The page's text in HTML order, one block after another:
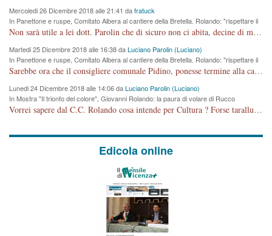
Mercoledi 26 Dicembre 2018 alle 21:41 dafratuck
In Panettone e ruspe, Comitato Albera al cantiere della Bretella. Rolando: "rispettare il
cronoprogramma"
Non sarà utile a lei dott. Parolin che di sicuro non ci abita, decine di migliaia di TIR, automobili e padroncini che passano quotidianamente per una strada appena rotabile, non è più possibile stendere i panni, attraversare la strada senza rischiare la morte, le case stanno crepando, i tempi sono cambiati e la bretella non passerà assolutamente per maddalene (ma cosa sta a dire?!), dia invece responsabilità a chi ha costruito tagliando la strada che doveva invece terminare a isola vicentina e non al moracchino lasciando Motta di Costabissara ancora in panne di traffico. I tempi sono cambiati dottore e se l'anagrafe della vita stagna nell'essere umano impressioni conservatrici, la società non le considera perchè va avanti, si industrializza e ha bisogno di infrastrutture e di sviluppo. Ultima considerazione, se è geloso di Rolando perchè vede in lui solo campagne politiche mentre si difendono i SOLI diritti dei cittadini, la preghiamo faccia considerazioni più appropriate. Saluti e complimenti per i suoi scritti.
Martedi 25 Dicembre 2018 alle 16:38 daLuciano Parolin (Luciano)
In Panettone e ruspe, Comitato Albera al cantiere della Bretella. Rolando: "rispettare il
cronoprogramma"
Sarebbe ora che il consigliere comunale Pidino, ponesse termine alla campagna elettorale nel territorio del suo seggio Villaggio del Sole. La tiraca è iniziata, distruggerà 6 km di prateria ovest della città, ricca di fonti e sorgenti d'acqua. I cittadini di Maddalene non avranno più Pace la notte. Molta colpa per la costruzione di questa Strada è proprio del signor Rolando,dei suoi gazebo mobili e che vuol far passare questa opera VANDALICA come progetto "utile" a chi ? Non è cosa seria sig. Rolando!
Lunedi 24 Dicembre 2018 alle 14:06 daLuciano Parolin (Luciano)
In Mostra "Il trionfo del colore", Giovanni Rolando: la paura di volare di Rucco
Vorrei sapere dal C.C. Rolando cosa intende per Cultura ? Forse tarallucci, vino e sagre, o spaghetti tricolori del PD ? Il continuo (s)parlare della mostra a Palazzo Chiericati caro consigliere DANNEGGIA FORTEMENTE l'immagine della città TUTTA e fa deviare i consensi che in RUSSIA (badi bene ex U.R.S.S.) sono ECCELLENTI. A livello artistico l'evento è di alta Valenza culturale, COMPITO di Tutta la Cittadinanza fare il possibile per propagandare l'iniziativa senza farne UN CASO PARTITICO come fa Lei da sempre. Meno Gazebo + Partecipazione! E così sia. Amen.
Edicola online